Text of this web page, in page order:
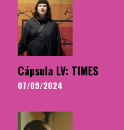
Cápsula LV: TIMES
07/09/2024